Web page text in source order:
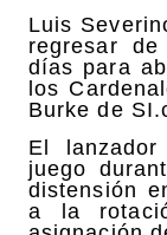
Luis
regresar
días para
los
Burke de
El
juego
distensión
a la